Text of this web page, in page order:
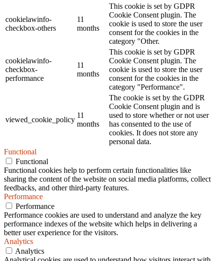
cookielawinfo-
checkbox-others
11
months
This cookie is set by GDPR
Cookie Consent plugin. The
cookie is used to store the user
consent for the cookies in the
category "Other.
cookielawinfo-
checkbox-
performance
11
months
This cookie is set by GDPR
Cookie Consent plugin. The
cookie is used to store the user
consent for the cookies in the
category "Performance".
viewed_cookie_policy
11
months
The cookie is set by the GDPR
Cookie Consent plugin and is
used to store whether or not user
has consented to the use of
cookies. It does not store any
personal data.
Functional
Functional
Functional cookies help to perform certain functionalities like
sharing the content of the website on social media platforms, collect
feedbacks, and other third-party features.
Performance
Performance
Performance cookies are used to understand and analyze the key
performance indexes of the website which helps in delivering a
better user experience for the visitors.
Analytics
Analytics